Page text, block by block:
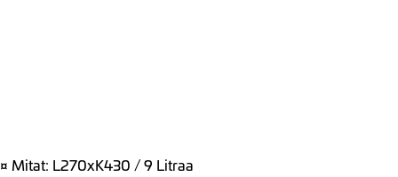
¤ Mitat: L270xK430 / 9 Litraa